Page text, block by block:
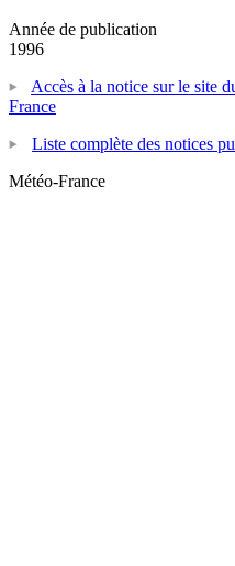
Année de publication
1996
Accès à la notice sur le site
France
Liste complète des notices
Météo-France